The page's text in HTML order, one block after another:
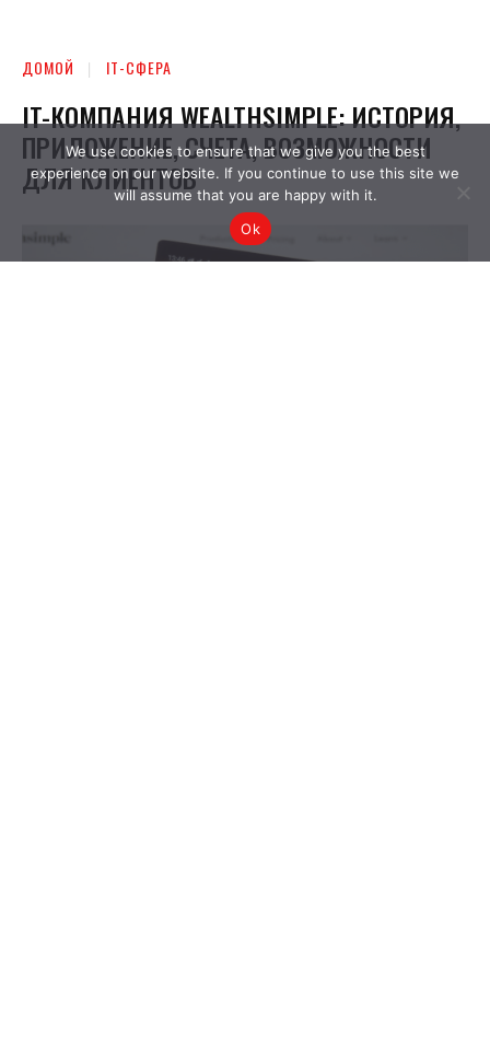
We use cookies to ensure that we give you the best
experience on our website. If you continue to use this site we
will assume that you are happy with it.
Ok